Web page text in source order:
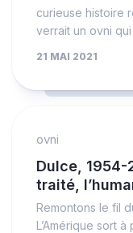
curieuse histoire
verrait un ovni
21 MAI 2021
ovni
Dulce, 1954-
traité,
Remontons le fil
L’Amérique sort